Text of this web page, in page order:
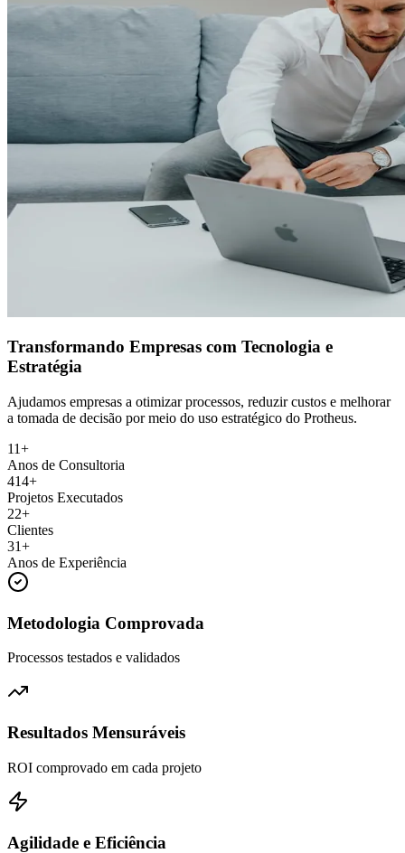
Transformando Empresas com Tecnologia e
Estratégia
Ajudamos empresas a otimizar processos, reduzir custos e melhorar
a tomada de decisão por meio do uso estratégico do Protheus.
12+
Anos de Consultoria
415+
Projetos Executados
23+
Clientes
32+
Anos de Experiência
Metodologia Comprovada
Processos testados e validados
Resultados Mensuráveis
ROI comprovado em cada projeto
Agilidade e Eficiência